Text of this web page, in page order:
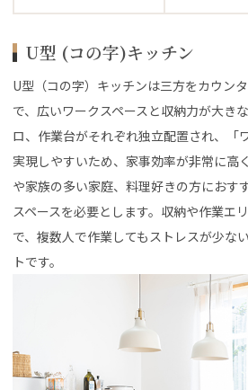
U型 (コの字)キッチン
U型（コの字）キッチンは三方をカウン
で、広いワークスペースと収納力が大き
ロ、作業台がそれぞれ独立配置され、「
実現しやすいため、家事効率が非常に高
や家族の多い家庭、料理好きの方におす
スペースを必要とします。収納や作業エ
で、複数人で作業してもストレスが少な
トです。